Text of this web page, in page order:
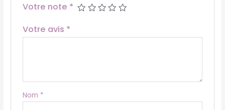
Votre note *
Votre avis *
Nom *